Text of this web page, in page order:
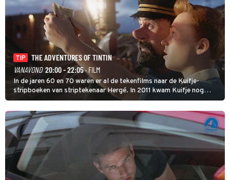
TIP
THE ADVENTURES OF TINTIN
VANAVOND 20:00 - 22:05· FILM
In de jaren 60 en 70 waren er al de tekenfilms naar de Kuifje-
stripboeken van striptekenaar Hergé. In 2011 kwam Kuifje nog
meer tot leven in The Adventures of Tintin van Steven Spielberg.